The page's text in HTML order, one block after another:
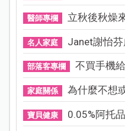
醫師專欄 立秋後秋燥
名人家庭 Janet謝怡
部落客專欄 不買手機
家庭關係 為什麼不想
寶貝健康 0.05%阿托